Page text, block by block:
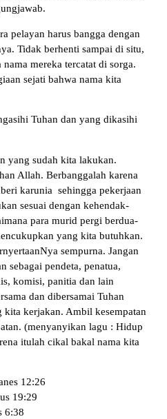
pelayan harus bangga dengan
Tidak berhenti sampai di situ,
mereka tercatat di sorga.
sejati bahwa nama kita
Tuhan dan yang dikasihi
yang sudah kita lakukan.
Allah. Berbanggalah karena
karunia sehingga pekerjaan
sesuai dengan kehendak-
para murid pergi berdua-
yang kita butuhkan.
sempurna. Jangan
sebagai pendeta, penatua,
komisi, panitia dan lain
dan dibersamai Tuhan
kita kerjakan. Ambil kesempatan
(menyanyikan lagu : Hidup
itulah cikal bakal nama kita
12:26
19:29
6:38